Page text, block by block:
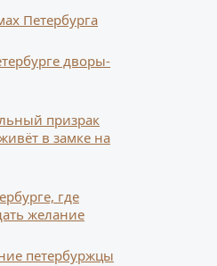
Петербурга
дворы-
призрак
в замке на
где
желание
петербуржцы